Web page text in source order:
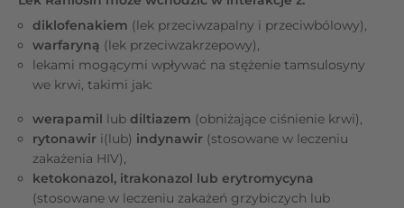
diklofenakiem (lek przeciwzapalny i przeciwbólowy),
warfaryną (lek przeciwzakrzepowy),
lekami mogącymi wpływać na stężenie tamsulosyny
we krwi, takimi jak:
werapamil lub diltiazem (obniżające ciśnienie krwi),
rytonawir i(lub) indynawir (stosowane w leczeniu
zakażenia HIV),
ketokonazol, itrakonazol lub erytromycyna
(stosowane w leczeniu zakażeń grzybiczych lub